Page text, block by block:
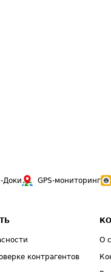
Доки GPS-мониторинг
контрагентов
О